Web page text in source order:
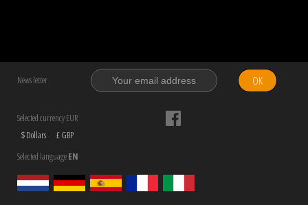
News letter OK
Selected currency EUR
$ Dollars
£ GBP
Selected languageEN